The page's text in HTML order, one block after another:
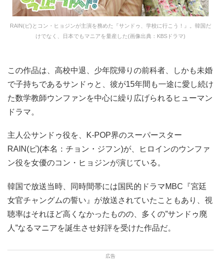
RAIN(ピ)とコン・ヒョジンが主演を務めた『サンドゥ、学校に行こう！』。韓国だ
けでなく、日本でもマニアを量産した(画像出典：KBSドラマ)
この作品は、高校中退、少年院帰りの前科者、しかも未婚
で子持ちであるサンドゥと、彼が15年間も一途に愛し続け
た数学教師ウンファンを中心に繰り広げられるヒューマン
ドラマ。
主人公サンドゥ役を、K-POP界のスーパースター
RAIN(ピ)(本名：チョン・ジフン)が、ヒロインのウンファ
ン役を女優のコン・ヒョジンが演じている。
韓国で放送当時、同時間帯には国民的ドラマMBC『宮廷
女官チャングムの誓い』が放送されていたこともあり、視
聴率はそれほど高くなかったものの、多くの”サンドゥ廃
人”なるマニアを誕生させ好評を受けた作品だ。